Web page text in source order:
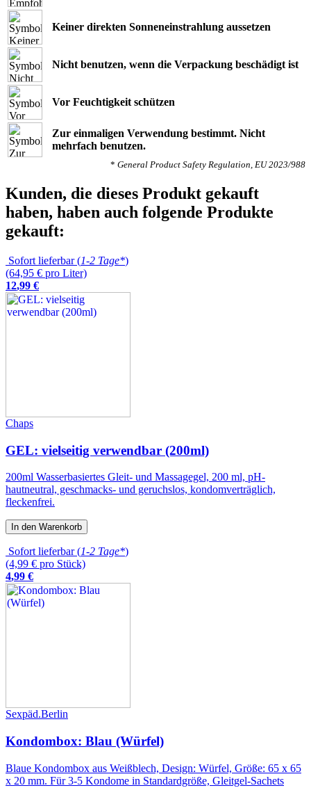
Keiner direkten Sonneneinstrahlung aussetzen
Nicht benutzen, wenn die Verpackung beschädigt ist
Vor Feuchtigkeit schützen
Zur einmaligen Verwendung bestimmt. Nicht
mehrfach benutzen.
* General Product Safety Regulation, EU 2023/988
Kunden, die dieses Produkt gekauft
haben, haben auch folgende Produkte
gekauft:
Sofort lieferbar (1-2 Tage*)
(64,95 € pro Liter)
12,99 €
Chaps
GEL: vielseitig verwendbar (200ml)
200ml Wasserbasiertes Gleit- und Massagegel, 200 ml, pH-
hautneutral, geschmacks- und geruchslos, kondomverträglich,
fleckenfrei.
In den Warenkorb
Sofort lieferbar (1-2 Tage*)
(4,99 € pro Stück)
4,99 €
Sexpäd.Berlin
Kondombox: Blau (Würfel)
Blaue Kondombox aus Weißblech, Design: Würfel, Größe: 65 x 65
x 20 mm. Für 3-5 Kondome in Standardgröße, Gleitgel-Sachets